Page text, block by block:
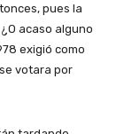
pues la
acaso alguno
exigió como
votara por